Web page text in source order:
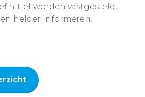
worden vastgesteld,
helder informeren.